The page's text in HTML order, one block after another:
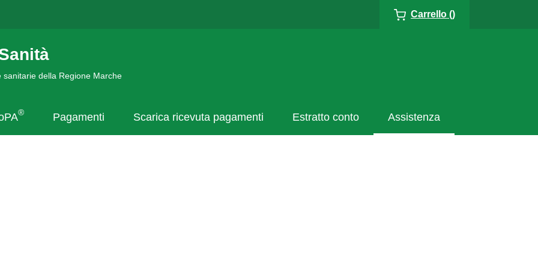
Carrello ()
della Regione Marche
® Pagamenti Scarica ricevuta pagamenti Estratto conto Assistenza